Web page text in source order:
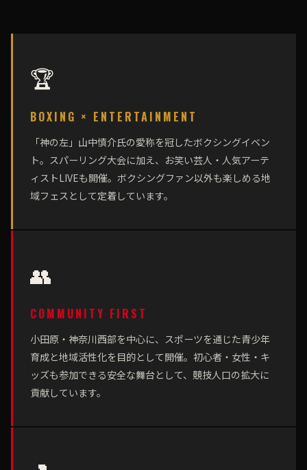
🏆
BOXING × ENTERTAINMENT
「神の左」山中慎介氏の愛称を冠したボクシングイベン
ト。スパーリング大会に加え、お笑い芸人・人気アーテ
ィストLIVEも開催。ボクシングファン以外も楽しめる地
域フェスとして定着しています。
👥
COMMUNITY FIRST
小田原・神奈川西部を中心に、スポーツを通じた青少年
育成と地域活性化を目的として開催。初心者・女性・キ
ッズも参加できる安全な舞台として、競技人口の拡大に
貢献しています。